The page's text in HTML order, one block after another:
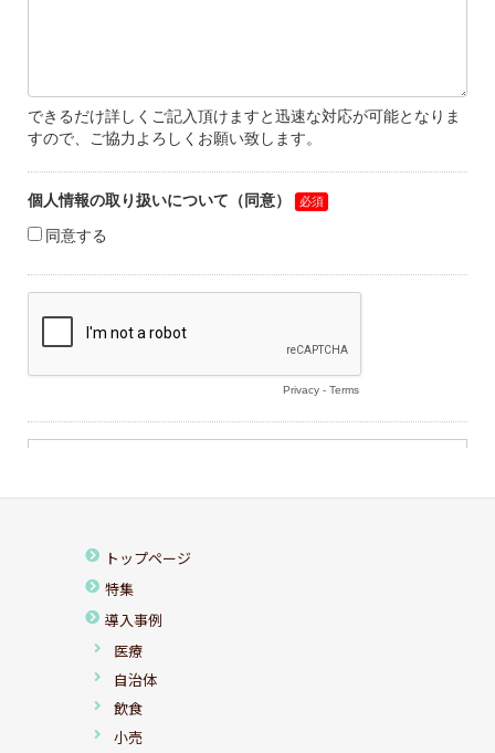
トップページ
特集
導入事例
医療
自治体
飲食
小売